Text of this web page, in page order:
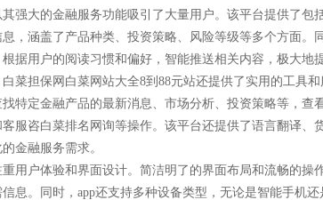
强大的金融服务功能吸引了大量用户。该平台提供了包
，涵盖了产品种类、投资策略、风险等级等多个方面。
据用户的阅读习惯和偏好，智能推送相关内容，极大地
菜担保网白菜网站大全8到88元站还提供了实用的工具
特定金融产品的最新消息、市场分析、投资策略等，查
服咨白菜排名网询等操作。该平台还提供了语言翻译、
金融服务需求。
用户体验和界面设计。简洁明了的界面布局和流畅的操
息。同时，app还支持多种设备类型，无论是智能手机